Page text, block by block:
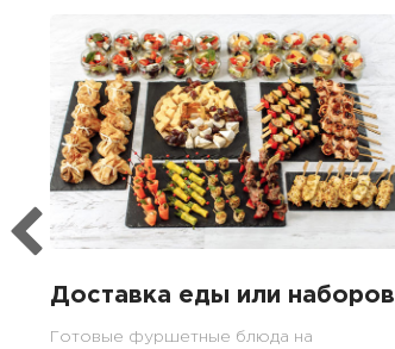
Доставка еды или наборов
Готовые фуршетные блюда на